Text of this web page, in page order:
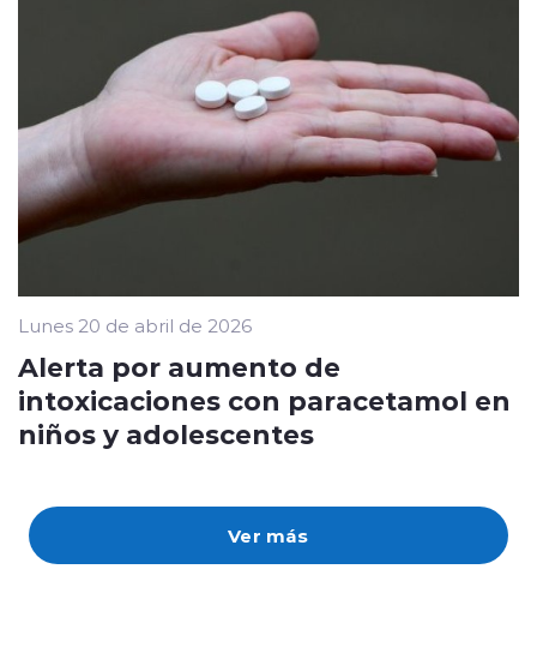
Ver más
Lunes 20 de abril de 2026
Alerta por aumento de
intoxicaciones con paracetamol en
niños y adolescentes